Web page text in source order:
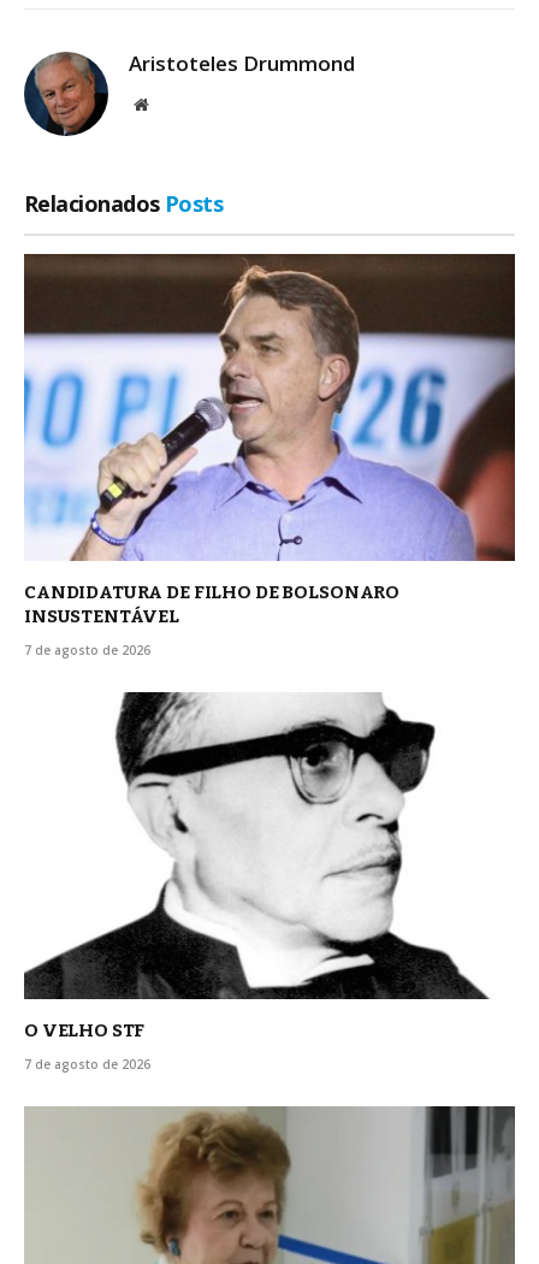
Aristoteles Drummond
Site
Relacionados Posts
CANDIDATURA DE FILHO DE BOLSONARO
INSUSTENTÁVEL
7 de agosto de 2026
O VELHO STF
7 de agosto de 2026